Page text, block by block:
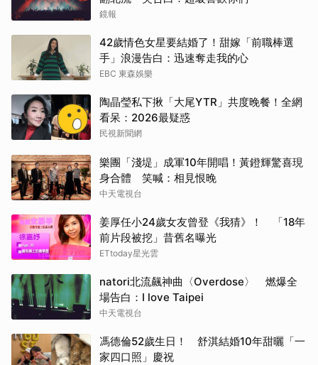
鏡報
42歲情色女星要結婚了！甜嫁「前職棒選
手」浪漫告白：迅速奪走我的心
EBC 東森娛樂
陶晶瑩私下揪「大尾YTR」共度晚餐！全網
看呆：2026最疑惑
民視新聞網
樂團「淺堤」成軍10年開唱！黃鐙輝驚喜現
身合體 笑喊：相見恨晚
中天電視台
姜厚任小24歲女友曾登《我猜》！ 「18年
前片段被挖」昔舊名曝光
ETtoday星光雲
natori北流飆神曲〈Overdose〉 燃爆全
場告白：I love Taipei
中天電視台
馮德倫52歲生日！ 舒淇結婚10年甜曬「一
家四口照」慶祝